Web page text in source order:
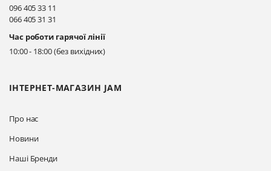
ІНТЕРНЕТ-МАГАЗИН JAM
Про нас
Новини
Наші Бренди
096 405 33 11
066 405 31 31
Час роботи гарячої лінії
10:00 - 18:00 (без вихідних)